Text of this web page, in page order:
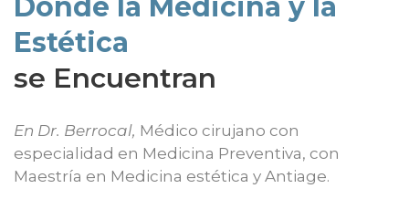
Estética
se Encuentran
En Dr. Berrocal, Médico cirujano con
especialidad en Medicina Preventiva, con
Maestría en Medicina estética y Antiage.